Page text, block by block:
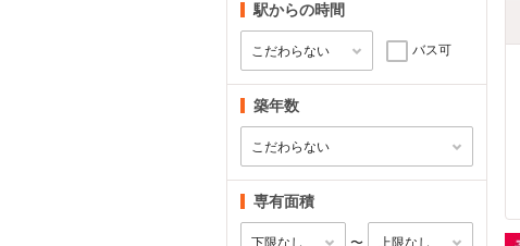
駅からの時間
バス可
築年数
専有面積
〜